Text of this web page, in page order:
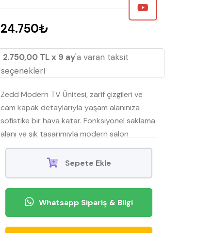
24.750₺
2.750,00 TL x 9 ay'a varan taksit
seçenekleri
Zedd Modern TV Ünitesi, zarif çizgileri ve
cam kapak detaylarıyla yaşam alanınıza
sofistike bir hava katar. Fonksiyonel saklama
alanı ve şık tasarımıyla modern salon
dekorasyonlarının vazgeçilmezi.
Sepete Ekle
Whatsapp Sipariş & Bilgi